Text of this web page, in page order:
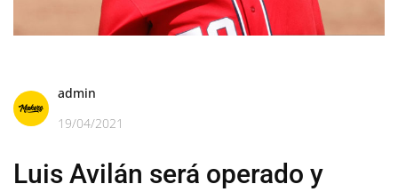
admin
19/04/2021
Luis Avilán será operado y